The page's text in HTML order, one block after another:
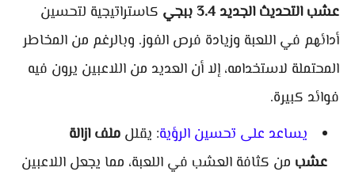
عشب التحديث الجديد 3.4 ببجي
كاستراتيجية لتحسين
أدائهم في اللعبة وزيادة فرص الفوز. وبالرغم من المخاطر
المحتملة لاستخدامه، إلا أن العديد من اللاعبين يرون فيه
فوائد كبيرة.
يساعد على تحسين الرؤية: يقلل ملف ازالة
عشب من كثافة العشب في اللعبة، مما يجعل اللاعبين